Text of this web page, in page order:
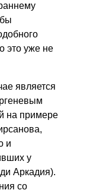
это уже не
является
на примере
и
у
Аркадия).
со